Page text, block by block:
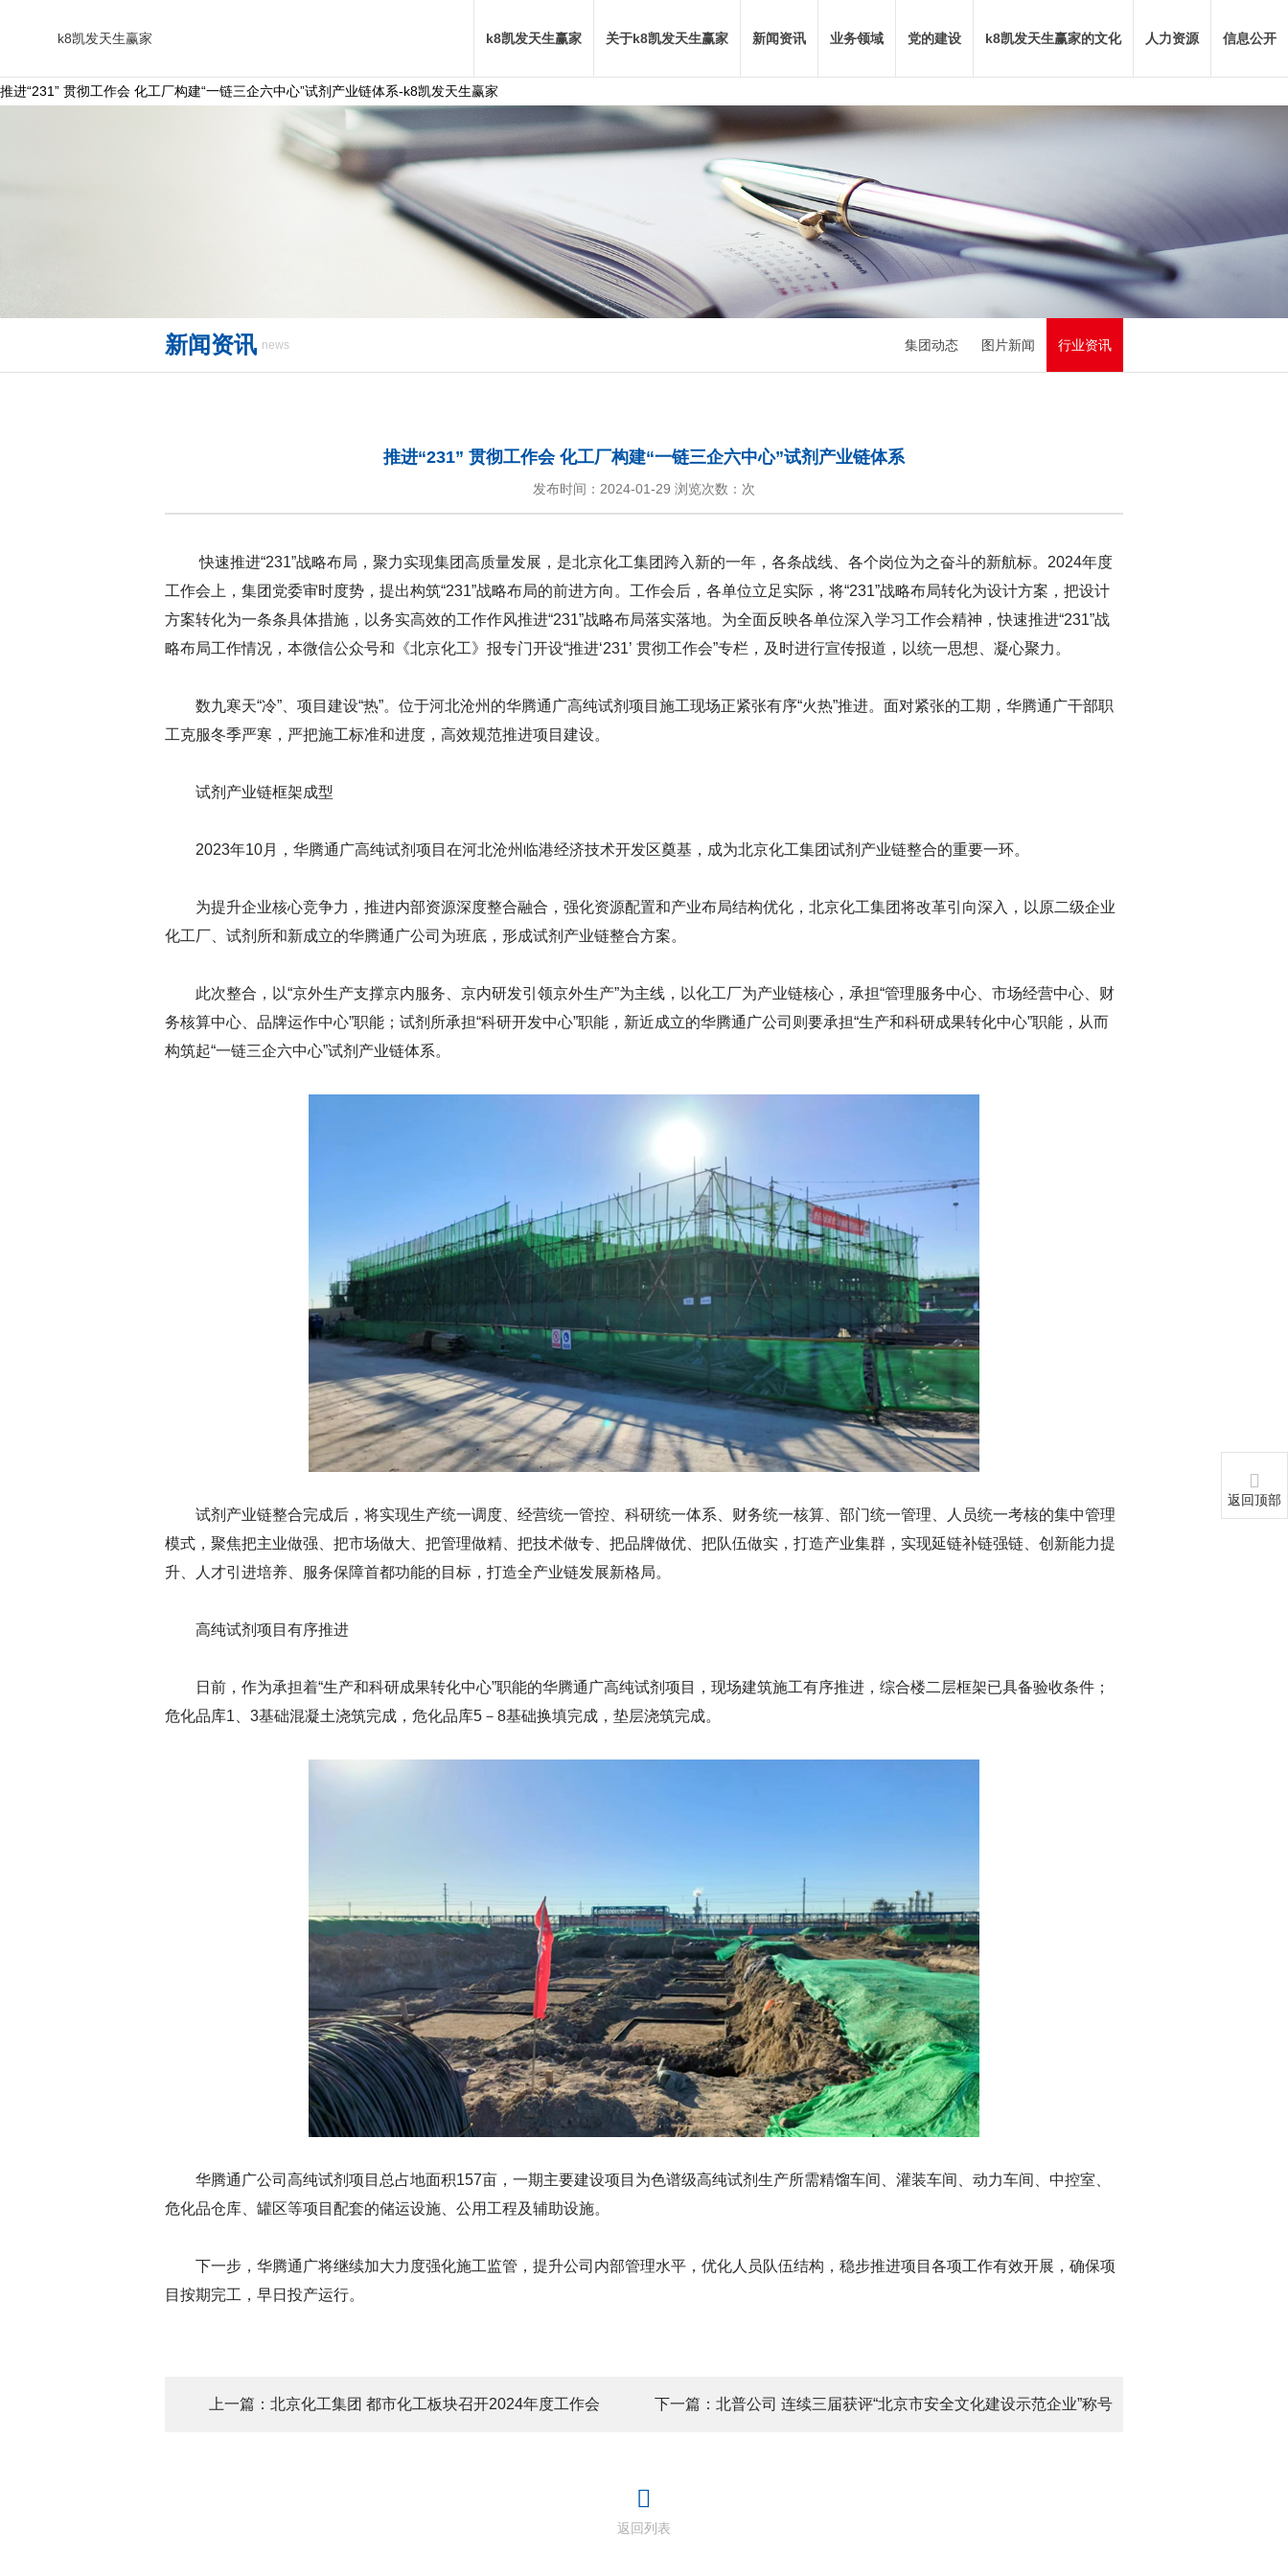
推进“231” 贯彻工作会 化工厂构建“一链三企六中心”试剂产业链体系-k8凯发天生赢家
k8凯发天生赢家 k8凯发天生赢家 关于k8凯发天生赢家 新闻资讯 业务领域 党的建设 k8凯发天生赢家的文化 人力资源 信息公开
新闻资讯 news 集团动态 图片新闻 行业资讯
推进“231” 贯彻工作会 化工厂构建“一链三企六中心”试剂产业链体系
发布时间：2024-01-29 浏览次数：次
快速推进“231”战略布局，聚力实现集团高质量发展，是北京化工集团跨入新的一年，各条战线、各个岗位为之奋斗的新航标。2024年度
工作会上，集团党委审时度势，提出构筑“231”战略布局的前进方向。工作会后，各单位立足实际，将“231”战略布局转化为设计方案，把设计
方案转化为一条条具体措施，以务实高效的工作作风推进“231”战略布局落实落地。为全面反映各单位深入学习工作会精神，快速推进“231”战
略布局工作情况，本微信公众号和《北京化工》报专门开设“推进‘231’ 贯彻工作会”专栏，及时进行宣传报道，以统一思想、凝心聚力。
数九寒天“冷”、项目建设“热”。位于河北沧州的华腾通广高纯试剂项目施工现场正紧张有序“火热”推进。面对紧张的工期，华腾通广干部职
工克服冬季严寒，严把施工标准和进度，高效规范推进项目建设。
试剂产业链框架成型
2023年10月，华腾通广高纯试剂项目在河北沧州临港经济技术开发区奠基，成为北京化工集团试剂产业链整合的重要一环。
为提升企业核心竞争力，推进内部资源深度整合融合，强化资源配置和产业布局结构优化，北京化工集团将改革引向深入，以原二级企业
化工厂、试剂所和新成立的华腾通广公司为班底，形成试剂产业链整合方案。
此次整合，以“京外生产支撑京内服务、京内研发引领京外生产”为主线，以化工厂为产业链核心，承担“管理服务中心、市场经营中心、财
务核算中心、品牌运作中心”职能；试剂所承担“科研开发中心”职能，新近成立的华腾通广公司则要承担“生产和科研成果转化中心”职能，从而
构筑起“一链三企六中心”试剂产业链体系。
试剂产业链整合完成后，将实现生产统一调度、经营统一管控、科研统一体系、财务统一核算、部门统一管理、人员统一考核的集中管理
模式，聚焦把主业做强、把市场做大、把管理做精、把技术做专、把品牌做优、把队伍做实，打造产业集群，实现延链补链强链、创新能力提
升、人才引进培养、服务保障首都功能的目标，打造全产业链发展新格局。
高纯试剂项目有序推进
日前，作为承担着“生产和科研成果转化中心”职能的华腾通广高纯试剂项目，现场建筑施工有序推进，综合楼二层框架已具备验收条件；
危化品库1、3基础混凝土浇筑完成，危化品库5－8基础换填完成，垫层浇筑完成。
华腾通广公司高纯试剂项目总占地面积157亩，一期主要建设项目为色谱级高纯试剂生产所需精馏车间、灌装车间、动力车间、中控室、
危化品仓库、罐区等项目配套的储运设施、公用工程及辅助设施。
下一步，华腾通广将继续加大力度强化施工监管，提升公司内部管理水平，优化人员队伍结构，稳步推进项目各项工作有效开展，确保项
目按期完工，早日投产运行。
上一篇：北京化工集团 都市化工板块召开2024年度工作会 下一篇：北普公司 连续三届获评“北京市安全文化建设示范企业”称号
返回列表
返回顶部